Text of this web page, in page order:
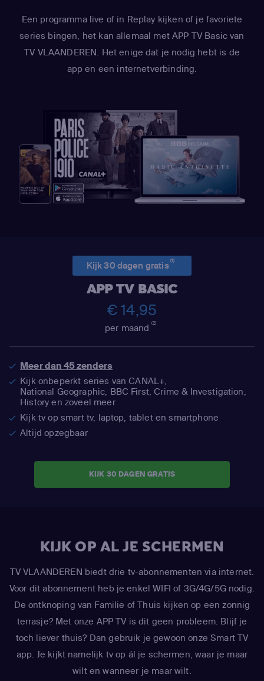
Een programma live of in Replay kijken of je favoriete
series bingen, het kan allemaal met APP TV Basic van
TV VLAANDEREN. Het enige dat je nodig hebt is de
app en een internetverbinding.
Kijk 30 dagen gratis(1)
APP TV BASIC
€ 14,95
per maand(2)
Meer dan 45 zenders
Kijk onbeperkt series van CANAL+,
National Geographic, BBC First, Crime & Investigation,
History en zoveel meer
Kijk tv op smart tv, laptop, tablet en smartphone
Altijd opzegbaar
KIJK 30 DAGEN GRATIS
KIJK OP AL JE SCHERMEN
TV VLAANDEREN biedt drie tv-abonnementen via internet.
Voor dit abonnement heb je enkel WIFI of 3G/4G/5G nodig.
De ontknoping van Familie of Thuis kijken op een zonnig
terrasje? Met onze APP TV is dit geen probleem. Blijf je
toch liever thuis? Dan gebruik je gewoon onze Smart TV
app. Je kijkt namelijk tv op ál je schermen, waar je maar
wilt en wanneer je maar wilt.